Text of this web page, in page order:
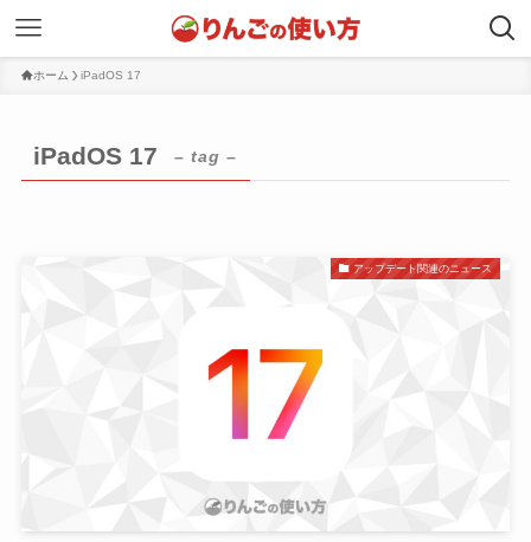
ホーム iPadOS 17
iPadOS 17 – tag –
アップデート関連のニュース